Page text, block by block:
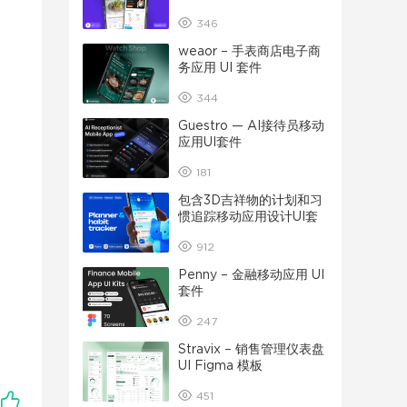
346
weaor – 手表商店电子商
务应用 UI 套件
344
Guestro — AI接待员移动
应用UI套件
181
包含3D吉祥物的计划和习
惯追踪移动应用设计UI套
912
Penny – 金融移动应用 UI
套件
247
Stravix – 销售管理仪表盘
UI Figma 模板
451